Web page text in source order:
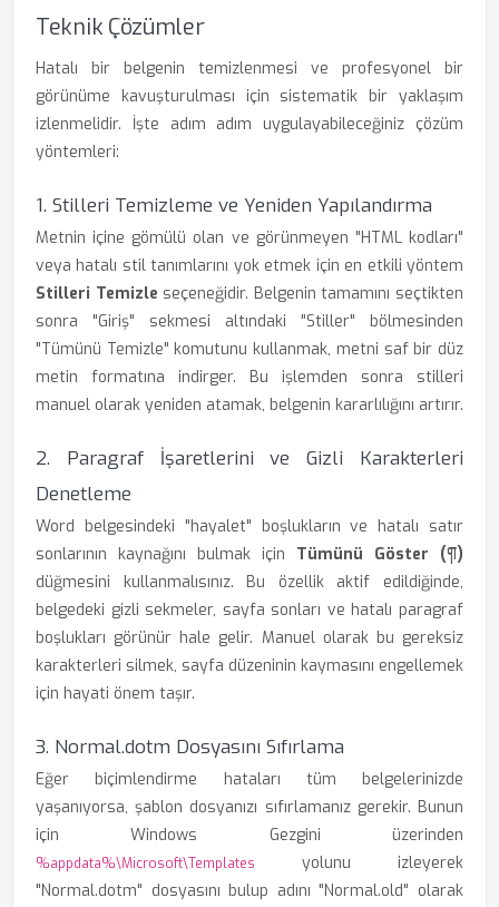
Teknik Çözümler
Hatalı bir belgenin temizlenmesi ve profesyonel bir
görünüme kavuşturulması için sistematik bir yaklaşım
izlenmelidir. İşte adım adım uygulayabileceğiniz çözüm
yöntemleri:
1. Stilleri Temizleme ve Yeniden Yapılandırma
Metnin içine gömülü olan ve görünmeyen "HTML kodları"
veya hatalı stil tanımlarını yok etmek için en etkili yöntem
Stilleri Temizle seçeneğidir. Belgenin tamamını seçtikten
sonra "Giriş" sekmesi altındaki "Stiller" bölmesinden
"Tümünü Temizle" komutunu kullanmak, metni saf bir düz
metin formatına indirger. Bu işlemden sonra stilleri
manuel olarak yeniden atamak, belgenin kararlılığını artırır.
2. Paragraf İşaretlerini ve Gizli Karakterleri
Denetleme
Word belgesindeki "hayalet" boşlukların ve hatalı satır
sonlarının kaynağını bulmak için Tümünü Göster (¶)
düğmesini kullanmalısınız. Bu özellik aktif edildiğinde,
belgedeki gizli sekmeler, sayfa sonları ve hatalı paragraf
boşlukları görünür hale gelir. Manuel olarak bu gereksiz
karakterleri silmek, sayfa düzeninin kaymasını engellemek
için hayati önem taşır.
3. Normal.dotm Dosyasını Sıfırlama
Eğer biçimlendirme hataları tüm belgelerinizde
yaşanıyorsa, şablon dosyanızı sıfırlamanız gerekir. Bunun
için Windows Gezgini üzerinden
%appdata%\Microsoft\Templates
yolunu izleyerek
"Normal.dotm" dosyasını bulup adını "Normal.old" olarak